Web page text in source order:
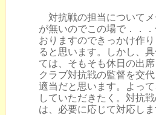
対抗戦の担当について
が無いのでこの場で．．
おりますのできっかけ作
ると思います。しかし、
ては、そもそも休日の出
クラブ対抗戦の監督を交
適当だと思います。よっ
していただきたく。対抗
は、必要に応じて対応しま